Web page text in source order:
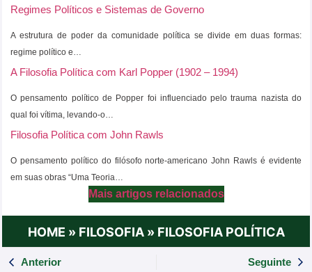
Regimes Políticos e Sistemas de Governo
A estrutura de poder da comunidade política se divide em duas formas:
regime político e…
A Filosofia Política com Karl Popper (1902 – 1994)
O pensamento político de Popper foi influenciado pelo trauma nazista do
qual foi vítima, levando-o…
Filosofia Política com John Rawls
O pensamento político do filósofo norte-americano John Rawls é evidente
em suas obras “Uma Teoria…
Mais artigos relacionados
HOME » FILOSOFIA» FILOSOFIA POLÍTICA
Anterior Seguinte